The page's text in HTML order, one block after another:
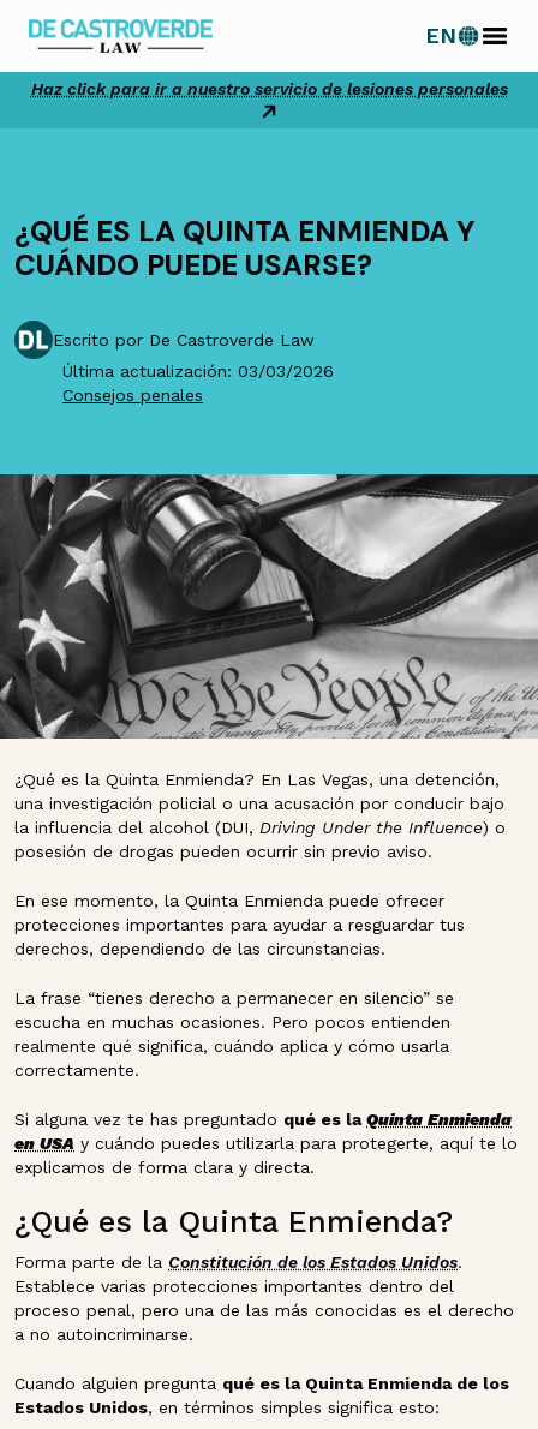
contenido
EN
Haz click para ir a nuestro servicio de lesiones personales
¿QUÉ ES LA QUINTA ENMIENDA Y
CUÁNDO PUEDE USARSE?
Escrito por De Castroverde Law
Última actualización: 03/03/2026
Consejos penales
¿Qué es la Quinta Enmienda? En Las Vegas, una detención,
una investigación policial o una acusación por conducir bajo
la influencia del alcohol (DUI, Driving Under the Influence) o
posesión de drogas pueden ocurrir sin previo aviso.
En ese momento, la Quinta Enmienda puede ofrecer
protecciones importantes para ayudar a resguardar tus
derechos, dependiendo de las circunstancias.
La frase “tienes derecho a permanecer en silencio” se
escucha en muchas ocasiones. Pero pocos entienden
realmente qué significa, cuándo aplica y cómo usarla
correctamente.
Si alguna vez te has preguntado qué es laQuinta Enmienda
en USA y cuándo puedes utilizarla para protegerte, aquí te lo
explicamos de forma clara y directa.
¿Qué es la Quinta Enmienda?
Forma parte de la Constitución de los Estados Unidos.
Establece varias protecciones importantes dentro del
proceso penal, pero una de las más conocidas es el derecho
a no autoincriminarse.
Cuando alguien pregunta qué es la Quinta Enmienda de los
Estados Unidos, en términos simples significa esto: